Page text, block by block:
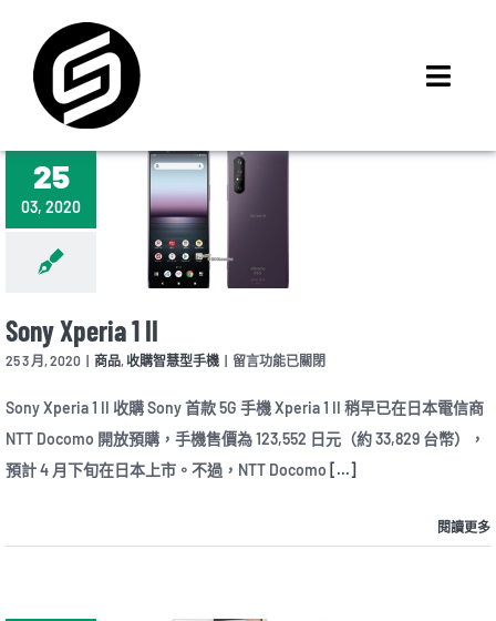
content
門市據點
iMCheck APP
iPhone 回收價
3C租賃
最新資訊
聯絡我們
25
03, 2020
Sony Xperia 1 II
25 3 月, 2020 商品,收購智慧型手機
在
Xperia
II〉
留言功能已關閉
Sony Xperia 1 II 收購 Sony 首款 5G 手機 Xperia 1 II 稍早已在日本電信商
NTT Docomo 開放預購，手機售價為 123,552 日元（約 33,829 台幣），
預計 4 月下旬在日本上市。不過，NTT Docomo [...]
閱讀更多